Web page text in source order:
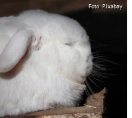
Foto: Pixabay